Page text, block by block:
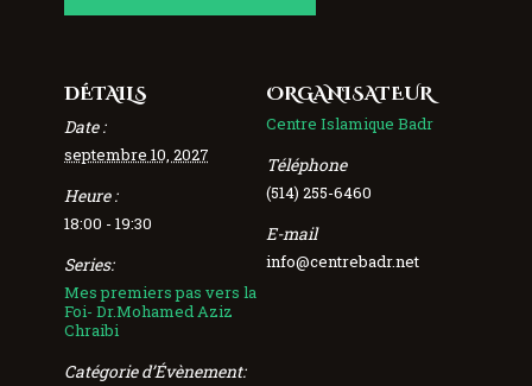
DÉTAILS
Date :
septembre 10, 2027
Heure :
18:00 - 19:30
Series:
Mes premiers pas vers la
Foi- Dr.Mohamed Aziz
Chraibi
Catégorie d’Évènement:
ORGANISATEUR
Centre Islamique Badr
Téléphone
(514) 255-6460
E-mail
info@centrebadr.net